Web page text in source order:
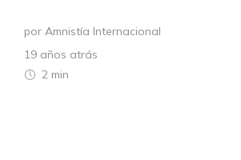
por Amnistía Internacional
19 años atrás
2 min